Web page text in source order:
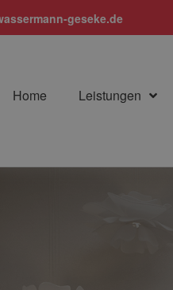
geseke.de
Home Leistungen